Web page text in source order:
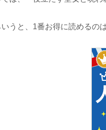
うと、1番お得に読めるのは